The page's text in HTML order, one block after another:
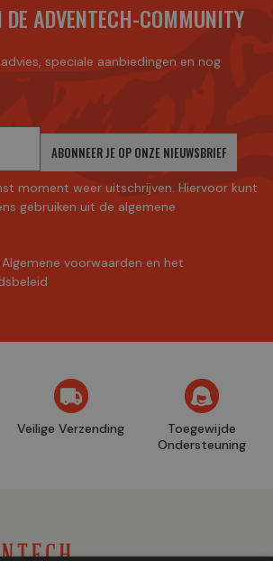
DE ADVENTECH-COMMUNITY
speciale aanbiedingen en nog
ABONNEER JE OP ONZE NIEUWSBRIEF
moment weer uitschrijven. Hiervoor kunt
gebruiken uit de algemene
voorwaarden en het
Veilige Verzending
Toegewijde
Ondersteuning